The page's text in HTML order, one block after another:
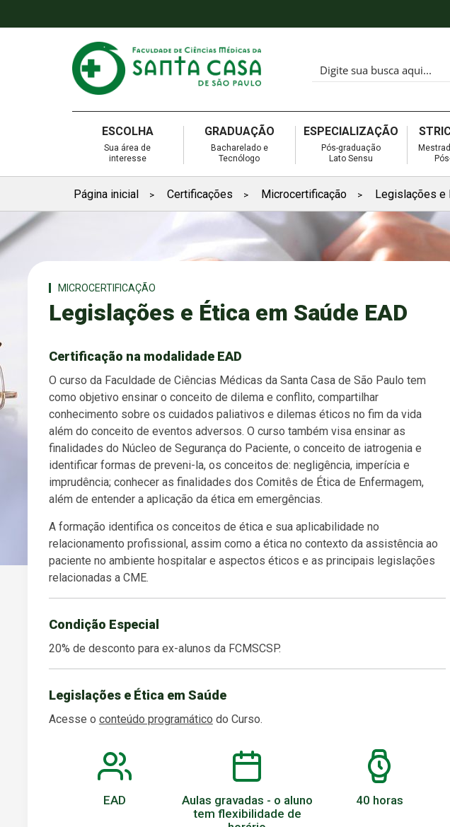
ESCOLHA
Sua área de
interesse
GRADUAÇÃO
Bacharelado e
Tecnólogo
ESPECIALIZAÇÃO
Pós-graduação
Lato Sensu
Página inicial > Certificações > Microcertificação > Legislações e
MICROCERTIFICAÇÃO
Legislações e Ética em Saúde EAD
Certificação na modalidade EAD
O curso da Faculdade de Ciências Médicas da Santa Casa de São Paulo tem
como objetivo ensinar o conceito de dilema e conflito, compartilhar
conhecimento sobre os cuidados paliativos e dilemas éticos no fim da vida
além do conceito de eventos adversos. O curso também visa ensinar as
finalidades do Núcleo de Segurança do Paciente, o conceito de iatrogenia e
identificar formas de preveni-la, os conceitos de: negligência, imperícia e
imprudência; conhecer as finalidades dos Comitês de Ética de Enfermagem,
além de entender a aplicação da ética em emergências.
A formação identifica os conceitos de ética e sua aplicabilidade no
relacionamento profissional, assim como a ética no contexto da assistência ao
paciente no ambiente hospitalar e aspectos éticos e as principais legislações
relacionadas a CME.
Condição Especial
20% de desconto para ex-alunos da FCMSCSP.
Legislações e Ética em Saúde
Acesse o conteúdo programático do Curso.
EAD
Aulas gravadas - o aluno
tem flexibilidade de
40 horas